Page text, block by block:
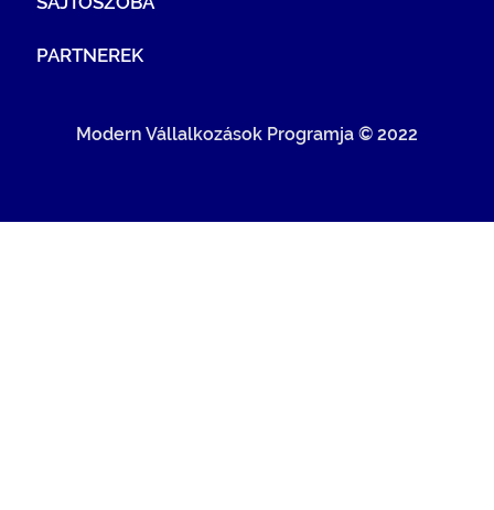
PARTNEREK
Modern Vállalkozások Programja © 2022